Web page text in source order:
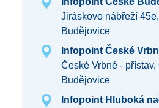
Jiráskovo nábřeží
Budějovice
Infopoint České
České Vrbné - přístav,
Budějovice
Infopoint Hluboká